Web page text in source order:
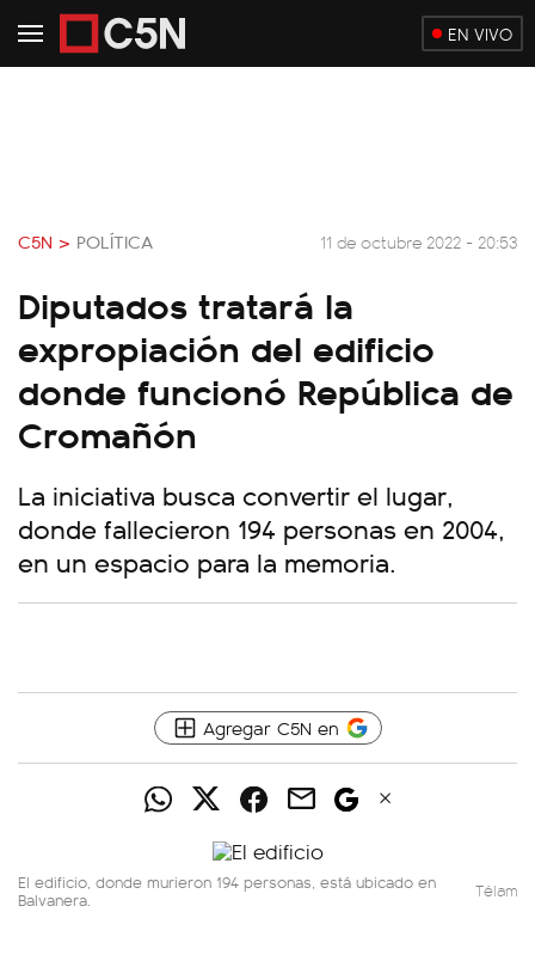
EN VIVO
C5N > POLÍTICA 11 de octubre 2022 - 20:53
Diputados tratará la
expropiación del edificio
donde funcionó República de
Cromañón
La iniciativa busca convertir el lugar,
donde fallecieron 194 personas en 2004,
en un espacio para la memoria.
Agregar C5N en
El edificio, donde murieron 194 personas, está ubicado en
Balvanera. Télam